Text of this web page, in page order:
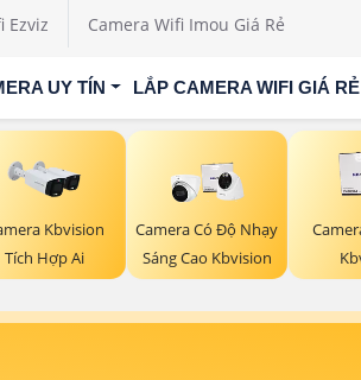
Ezviz Camera Wifi Imou Giá Rẻ
UY TÍN LẮP CAMERA WIFI GIÁ RẺ
Kbvision
Tích Hợp Ai
Camera Có Độ Nhạy
Sáng Cao Kbvision